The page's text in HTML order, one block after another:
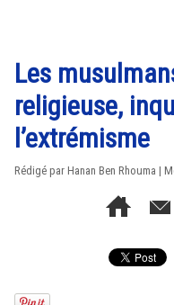
Les
religieuse,
l’extrémisme
Rédigé par Hanan Ben Rhouma |